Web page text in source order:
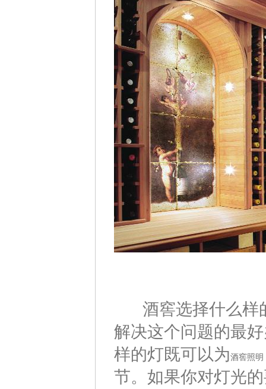
酒窖选择什么样
解决这个问题的最
样的灯既可以为酒窖照明
节。如果你对灯光